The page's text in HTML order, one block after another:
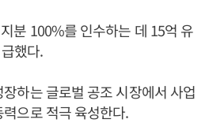
분 100%를 인수하는 데 15억 유
했다.
하는 글로벌 공조 시장에서 사업
으로 적극 육성한다.